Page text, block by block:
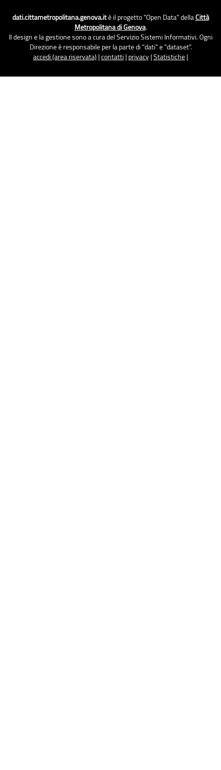
dati.cittametropolitana.genova.itè il progetto "Open Data" dellaCittà
Metropolitana di Genova.
Il design e la gestione sono a cura del Servizio Sistemi Informativi. Ogni
Direzione è responsabile per la parte di "dati" e "dataset".
accedi (area riservata) |contatti | privacy |Statistiche |